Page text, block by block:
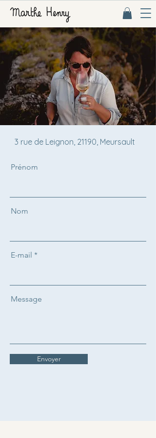
3 rue de Leignon, 21190, Meursault
Prénom
Nom
E-mail
Message
Envoyer